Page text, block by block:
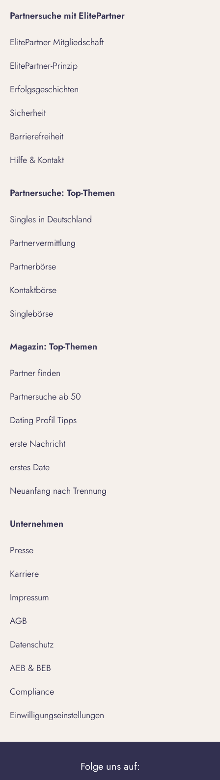
Partnersuche mit ElitePartner
ElitePartner Mitgliedschaft
ElitePartner-Prinzip
Erfolgsgeschichten
Sicherheit
Barrierefreiheit
Hilfe & Kontakt
Partnersuche: Top-Themen
Singles in Deutschland
Partnervermittlung
Partnerbörse
Kontaktbörse
Singlebörse
Magazin: Top-Themen
Partner finden
Partnersuche ab 50
Dating Profil Tipps
erste Nachricht
erstes Date
Neuanfang nach Trennung
Unternehmen
Presse
Karriere
Impressum
AGB
Datenschutz
AEB & BEB
Compliance
Einwilligungseinstellungen
Folge uns auf: